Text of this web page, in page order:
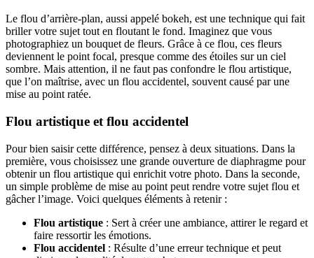
Le flou d’arrière-plan, aussi appelé bokeh, est une technique qui fait
briller votre sujet tout en floutant le fond. Imaginez que vous
photographiez un bouquet de fleurs. Grâce à ce flou, ces fleurs
deviennent le point focal, presque comme des étoiles sur un ciel
sombre. Mais attention, il ne faut pas confondre le flou artistique,
que l’on maîtrise, avec un flou accidentel, souvent causé par une
mise au point ratée.
Flou artistique et flou accidentel
Pour bien saisir cette différence, pensez à deux situations. Dans la
première, vous choisissez une grande ouverture de diaphragme pour
obtenir un flou artistique qui enrichit votre photo. Dans la seconde,
un simple problème de mise au point peut rendre votre sujet flou et
gâcher l’image. Voici quelques éléments à retenir :
Flou artistique : Sert à créer une ambiance, attirer le regard et
faire ressortir les émotions.
Flou accidentel : Résulte d’une erreur technique et peut